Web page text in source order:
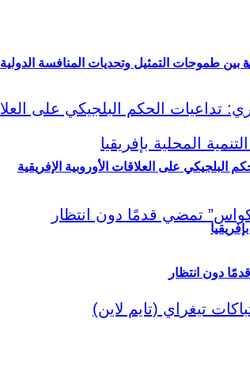
بين طموحات التمثيل وتحديات المنافسة الدولية
البلجيكي على العلاقات الأوروبية الإفريقية